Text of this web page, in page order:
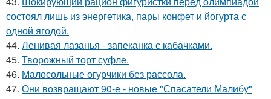
состоял лишь из энергетика, пары конфет и йогурта с
одной ягодой.
44. Ленивая лазанья - запеканка с кабачками.
45. Творожный торт суфле.
46. Малосольные огурчики без рассола.
47. Они возвращают 90-е - новые "Спасатели Малибу"